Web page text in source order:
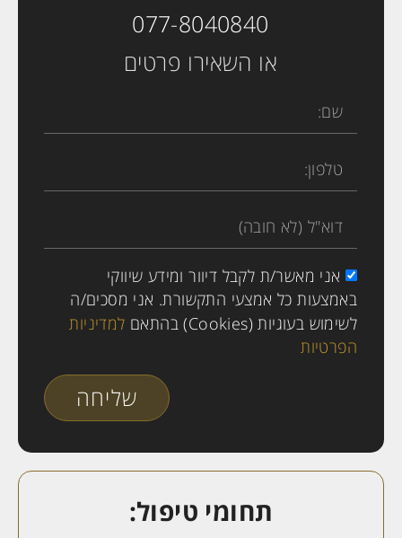
077-8040840
או השאירו פרטים
אני מאשר/ת לקבל דיוור ומידע שיווקי
באמצעות כל אמצעי התקשורת. אני מסכים/ה
לשימוש בעוגיות (Cookies) בהתאם
למדיניות
הפרטיות
שליחה
תחומי טיפול: